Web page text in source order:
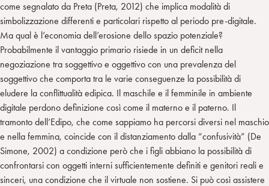
come segnalato da Preta (Preta, 2012) che implica modalità di
simbolizzazione differenti e particolari rispetto al periodo pre-digitale.
Ma qual è l’economia dell’erosione dello spazio potenziale?
Probabilmente il vantaggio primario risiede in un deficit nella
negoziazione tra soggettivo e oggettivo con una prevalenza del
soggettivo che comporta tra le varie conseguenze la possibilità di
eludere la conflittualità edipica. Il maschile e il femminile in ambiente
digitale perdono definizione così come il materno e il paterno. Il
tramonto dell’Edipo, che come sappiamo ha percorsi diversi nel maschio
e nella femmina, coincide con il distanziamento dalla “confusività” (De
Simone, 2002) a condizione però che i figli abbiano la possibilità di
confrontarsi con oggetti interni sufficientemente definiti e genitori reali e
sinceri, una condizione che il virtuale non sostiene. Si può così assistere